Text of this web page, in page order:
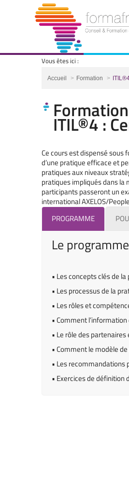
Vous êtes ici :
Vous êtes ici :
Accueil Formation
ITIL®4 :
Ce cours est dispensé sous
d’une pratique efficace et
pratiques aux niveaux
pratiques impliqués dans la
participants passeront un
international AXELOS/
PROGRAMME
Le
• Les concepts clés de
• Les processus de la
• Les rôles et
• Comment
• Le rôle des
• Comment le modèle
• Les recommandations
• Exercices de